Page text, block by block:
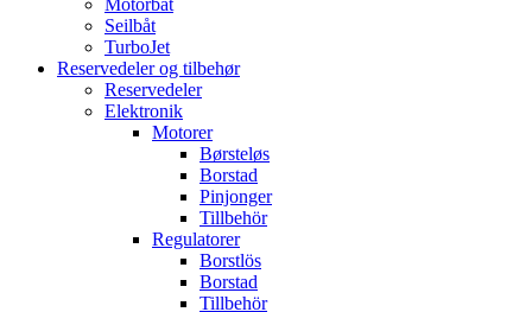
Motorbåt
Seilbåt
TurboJet
Reservedeler og tilbehør
Reservedeler
Elektronik
Motorer
Børsteløs
Borstad
Pinjonger
Tillbehör
Regulatorer
Borstlös
Borstad
Tillbehör